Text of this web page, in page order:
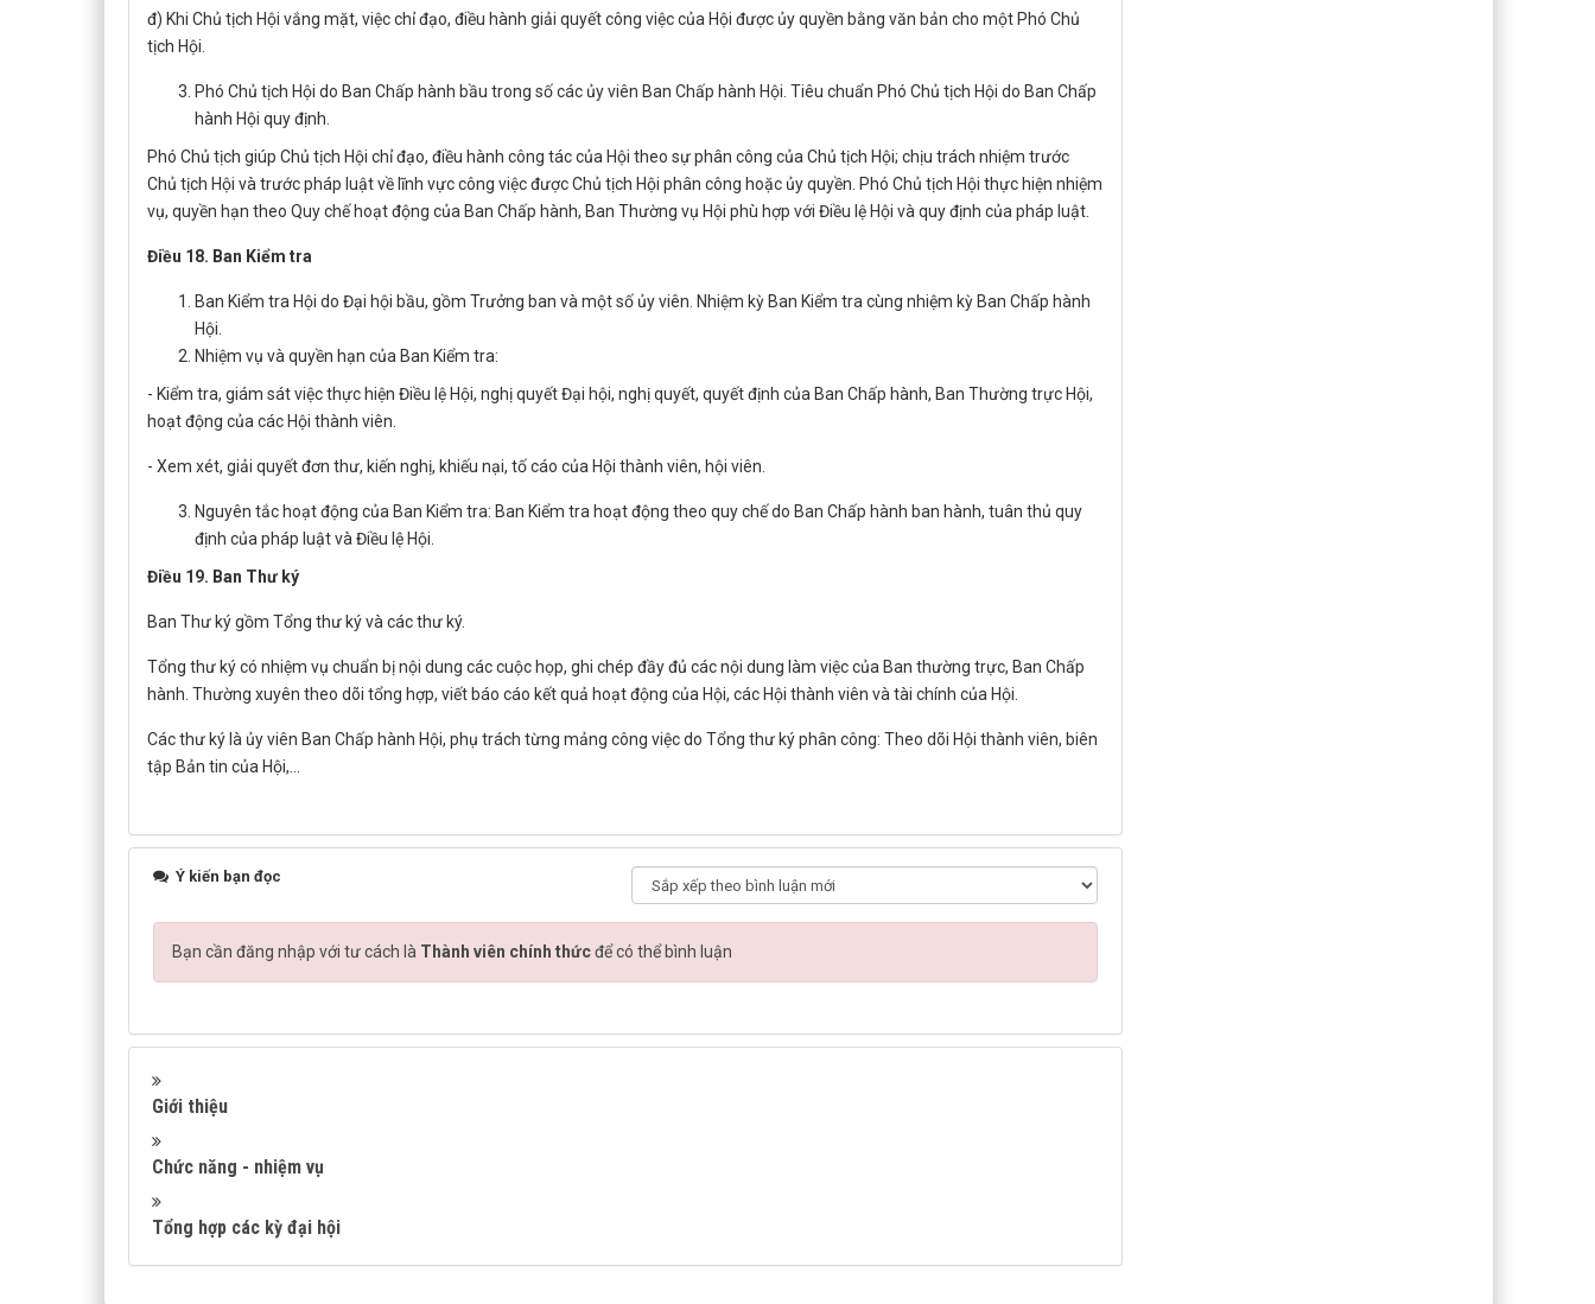
đ) Khi Chủ tịch Hội vắng mặt, việc chỉ đạo, điều hành giải quyết công việc của Hội được ủy quyền bằng văn bản cho một Phó Chủ
tịch Hội.
Phó Chủ tịch Hội do Ban Chấp hành bầu trong số các ủy viên Ban Chấp hành Hội. Tiêu chuẩn Phó Chủ tịch Hội do Ban Chấp
hành Hội quy định.
Phó Chủ tịch giúp Chủ tịch Hội chỉ đạo, điều hành công tác của Hội theo sự phân công của Chủ tịch Hội; chịu trách nhiệm trước
Chủ tịch Hội và trước pháp luật về lĩnh vực công việc được Chủ tịch Hội phân công hoặc ủy quyền. Phó Chủ tịch Hội thực hiện nhiệm
vụ, quyền hạn theo Quy chế hoạt động của Ban Chấp hành, Ban Thường vụ Hội phù hợp với Điều lệ Hội và quy định của pháp luật.
Điều 18. Ban Kiểm tra
Ban Kiểm tra Hội do Đại hội bầu, gồm Trưởng ban và một số ủy viên. Nhiệm kỳ Ban Kiểm tra cùng nhiệm kỳ Ban Chấp hành
Hội.
Nhiệm vụ và quyền hạn của Ban Kiểm tra:
- Kiểm tra, giám sát việc thực hiện Điều lệ Hội, nghị quyết Đại hội, nghị quyết, quyết định của Ban Chấp hành, Ban Thường trực Hội,
hoạt động của các Hội thành viên.
- Xem xét, giải quyết đơn thư, kiến nghị, khiếu nại, tố cáo của Hội thành viên, hội viên.
Nguyên tắc hoạt động của Ban Kiểm tra: Ban Kiểm tra hoạt động theo quy chế do Ban Chấp hành ban hành, tuân thủ quy
định của pháp luật và Điều lệ Hội.
Điều 19. Ban Thư ký
Ban Thư ký gồm Tổng thư ký và các thư ký.
Tổng thư ký có nhiệm vụ chuẩn bị nội dung các cuộc họp, ghi chép đầy đủ các nội dung làm việc của Ban thường trực, Ban Chấp
hành. Thường xuyên theo dõi tổng hợp, viết báo cáo kết quả hoạt động của Hội, các Hội thành viên và tài chính của Hội.
Các thư ký là ủy viên Ban Chấp hành Hội, phụ trách từng mảng công việc do Tổng thư ký phân công: Theo dõi Hội thành viên, biên
tập Bản tin của Hội,…
Ý kiến bạn đọc
Bạn cần đăng nhập với tư cách là Thành viên chính thứcđể có thể bình luận
Giới thiệu
Chức năng - nhiệm vụ
Tổng hợp các kỳ đại hội